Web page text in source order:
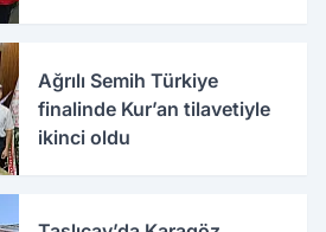
Ağrılı Semih Türkiye
finalinde Kur’an tilavetiyle
ikinci oldu